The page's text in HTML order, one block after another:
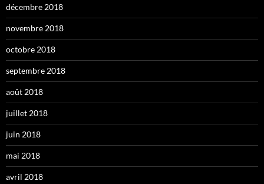
décembre 2018
novembre 2018
octobre 2018
septembre 2018
août 2018
juillet 2018
juin 2018
mai 2018
avril 2018